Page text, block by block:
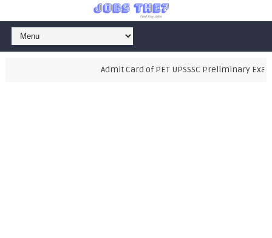
Admit Card of PET UPSSSC Preliminary